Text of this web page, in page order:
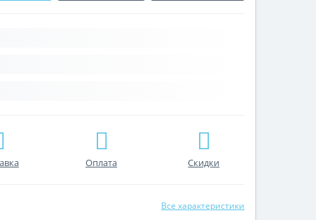
Оплата Скидки
Все характеристики